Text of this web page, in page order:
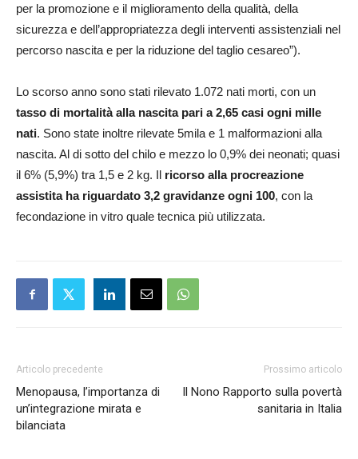
per la promozione e il miglioramento della qualità, della
sicurezza e dell’appropriatezza degli interventi assistenziali nel
percorso nascita e per la riduzione del taglio cesareo”).
Lo scorso anno sono stati rilevato 1.072 nati morti, con un
tasso di mortalità alla nascita pari a 2,65 casi ogni mille
nati. Sono state inoltre rilevate 5mila e 1 malformazioni alla
nascita. Al di sotto del chilo e mezzo lo 0,9% dei neonati; quasi
il 6% (5,9%) tra 1,5 e 2 kg. Il ricorso alla procreazione
assistita ha riguardato 3,2 gravidanze ogni 100, con la
fecondazione in vitro quale tecnica più utilizzata.
Articolo precedente
Menopausa, l’importanza di
un’integrazione mirata e
bilanciata
Prossimo articolo
Il Nono Rapporto sulla povertà
sanitaria in Italia